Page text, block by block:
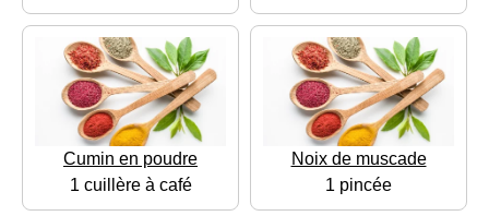
Cumin en poudre
1 cuillère à café
Noix de muscade
1 pincée